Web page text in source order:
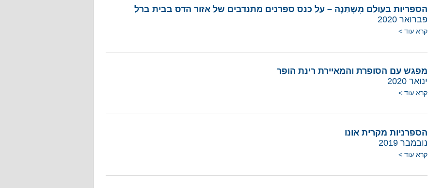
הספריות בעולם מִשְתַנֶה – על כנס ספרנים מתנדבים של אזור הדס בבית ברל
פברואר 2020
קרא עוד >
מפגש עם הסופרת והמאיירת רינת הופר
ינואר 2020
קרא עוד >
הספרניות מקרית אונו
נובמבר 2019
קרא עוד >